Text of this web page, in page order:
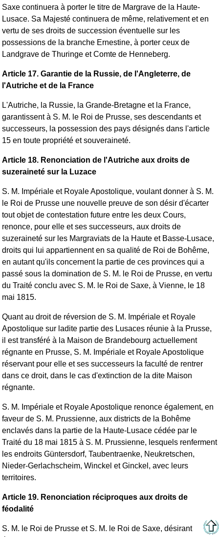
Saxe continuera à porter le titre de Margrave de la Haute-
Lusace. Sa Majesté continuera de même, relativement et en
vertu de ses droits de succession éventuelle sur les
possessions de la branche Ernestine, à porter ceux de
Landgrave de Thuringe et Comte de Henneberg.
Article 17. Garantie de la Russie, de l'Angleterre, de
l'Autriche et de la France
L'Autriche, la Russie, la Grande-Bretagne et la France,
garantissent à S. M. le Roi de Prusse, ses descendants et
successeurs, la possession des pays désignés dans l'article
15 en toute propriété et souveraineté.
Article 18. Renonciation de l'Autriche aux droits de
suzeraineté sur la Luzace
S. M. Impériale et Royale Apostolique, voulant donner à S. M.
le Roi de Prusse une nouvelle preuve de son désir d'écarter
tout objet de contestation future entre les deux Cours,
renonce, pour elle et ses successeurs, aux droits de
suzeraineté sur les Margraviats de la Haute et Basse-Lusace,
droits qui lui appartiennent en sa qualité de Roi de Bohême,
en autant qu'ils concernent la partie de ces provinces qui a
passé sous la domination de S. M. le Roi de Prusse, en vertu
du Traité conclu avec S. M. le Roi de Saxe, à Vienne, le 18
mai 1815.
Quant au droit de réversion de S. M. Impériale et Royale
Apostolique sur ladite partie des Lusaces réunie à la Prusse,
il est transféré à la Maison de Brandebourg actuellement
régnante en Prusse, S. M. Impériale et Royale Apostolique
réservant pour elle et ses successeurs la faculté de rentrer
dans ce droit, dans le cas d'extinction de la dite Maison
régnante.
S. M. Impériale et Royale Apostolique renonce également, en
faveur de S. M. Prussienne, aux districts de la Bohême
enclavés dans la partie de la Haute-Lusace cédée par le
Traité du 18 mai 1815 à S. M. Prussienne, lesquels renferment
les endroits Güntersdorf, Taubentraenke, Neukretschen,
Nieder-Gerlachscheim, Winckel et Ginckel, avec leurs
territoires.
Article 19. Renonciation réciproques aux droits de
féodalité
S. M. le Roi de Prusse et S. M. le Roi de Saxe, désirant